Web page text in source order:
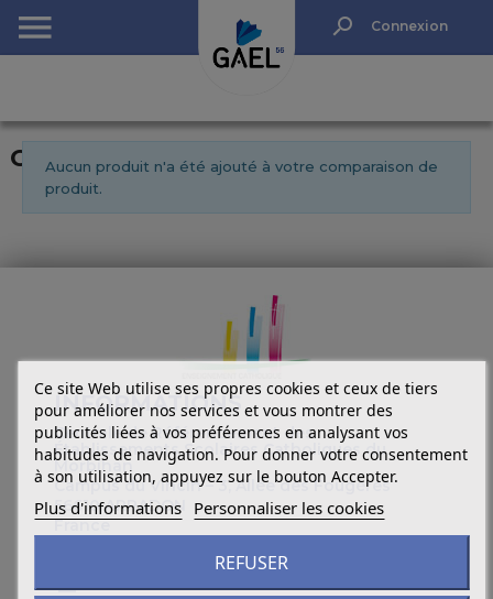
RechercherConnexion
Comparaison de produits
Aucun produit n'a été ajouté à votre comparaison de
produit.
Ce site Web utilise ses propres cookies et ceux de tiers
pour améliorer nos services et vous montrer des
publicités liées à vos préférences en analysant vos
habitudes de navigation. Pour donner votre consentement
à son utilisation, appuyez sur le bouton Accepter.
Plus d'informations Personnaliser les cookies
REFUSER
INFORMATIONS
Centrale de Référencement des
Établissements Scolaires Catholiques du
Morbihan
Campus du Vincin – 3, Allée des Fougères
56610 ARRADON
France
Corinne LE NORMAND